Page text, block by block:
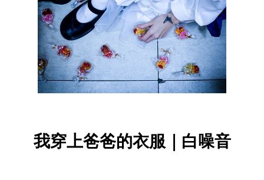
我穿上爸爸的衣服｜白噪音